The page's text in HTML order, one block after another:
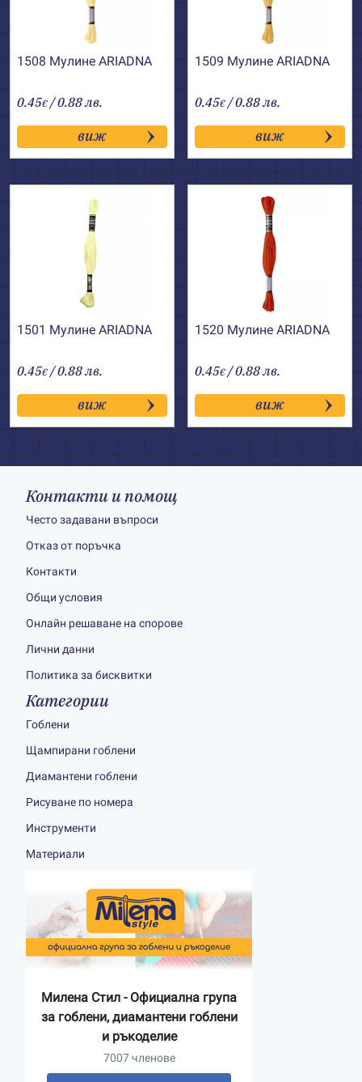
1508 Мулине АRIADNA
0.45€ / 0.88 лв.
виж
1509 Мулине АRIADNA
0.45€ / 0.88 лв.
виж
1501 Мулине АRIADNA
0.45€ / 0.88 лв.
виж
1520 Мулине АRIADNA
0.45€ / 0.88 лв.
виж
Контакти и помощ
Често задавани въпроси
Отказ от поръчка
Контакти
Общи условия
Онлайн решаване на спорове
Лични данни
Политика за бисквитки
Категории
Гоблени
Щампирани гоблени
Диамантени гоблени
Рисуване по номера
Инструменти
Материали
Милена Стил - Официална група
за гоблени, диамантени гоблени
и ръкоделие
7007 членове